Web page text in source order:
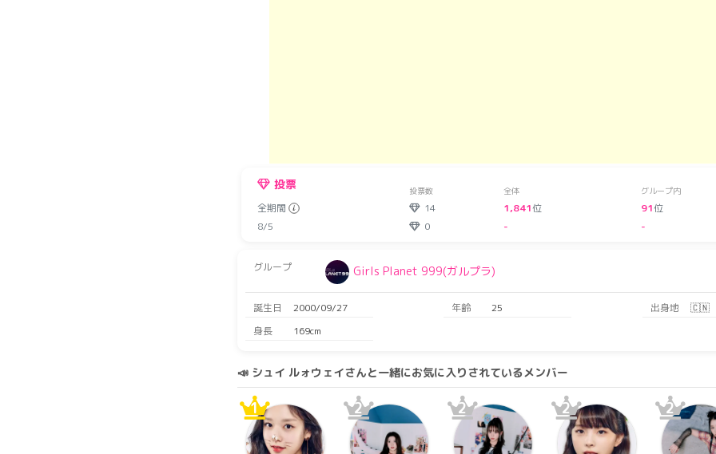
投票 投票数 全体 グループ内
全期間 14 1,841位 91位
8/5
0 - -
グループ Girls Planet 999(ガルプラ)
誕生日 2000/09/27 年齢 25 出身地
🇨🇳
身長
169cm
📣 シュイ ルォウェイさんと一緒にお気に入りされているメンバー
1 2 2 2 2